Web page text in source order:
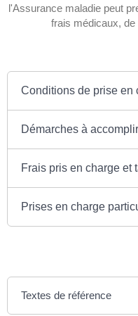
l'Assurance maladie peut
frais médicaux,
Conditions de prise en
Démarches à accomplir
Frais pris en charge et
Prises en charge
Textes de référence